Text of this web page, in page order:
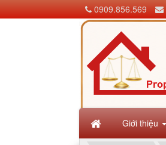
Giới thiệu
0909.856.569